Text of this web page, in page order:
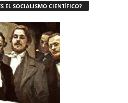
EL SOCIALISMO CIENTÍFICO?